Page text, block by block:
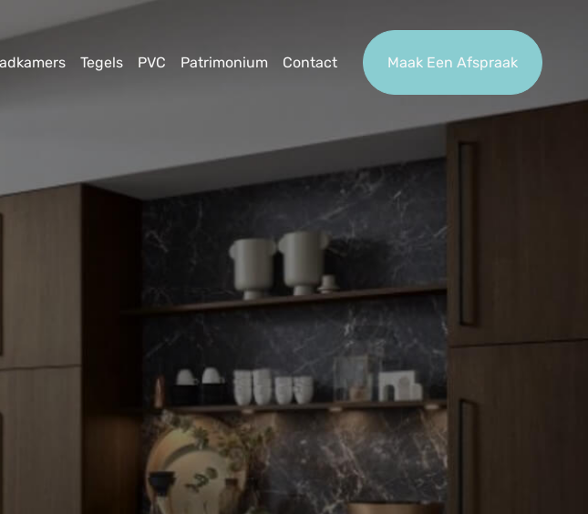
Tegels PVC Patrimonium Contact Maak Een Afspraak